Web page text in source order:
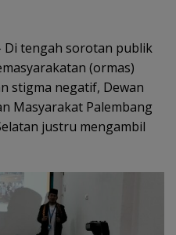
Di tengah sorotan publik
(ormas)
stigma negatif, Dewan
Masyarakat Palembang
justru mengambil